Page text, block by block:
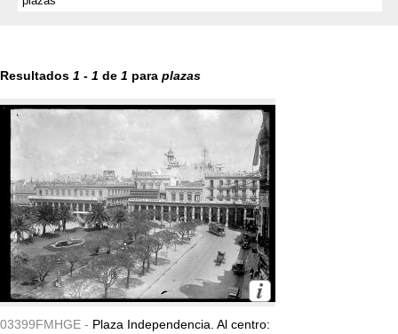
Resultados 1 - 1 de 1 para plazas
03399FMHGE - Plaza Independencia. Al centro: